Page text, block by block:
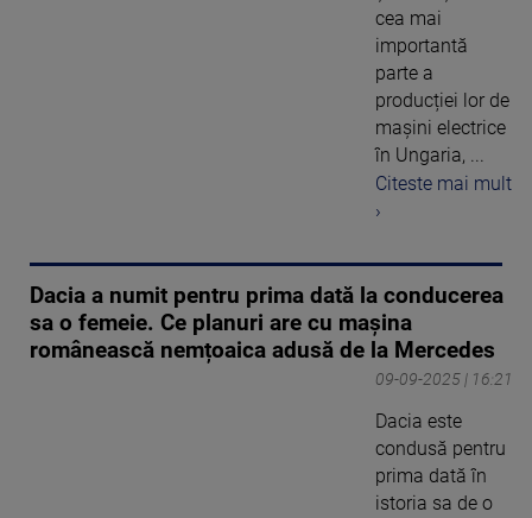
cea mai
importantă
parte a
producției lor de
mașini electrice
în Ungaria, ...
Citeste mai mult
›
Dacia a numit pentru prima dată la conducerea
sa o femeie. Ce planuri are cu mașina
românească nemțoaica adusă de la Mercedes
09-09-2025 | 16:21
Dacia este
condusă pentru
prima dată în
istoria sa de o